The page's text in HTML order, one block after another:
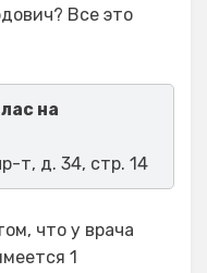
Все это
на
т, д. 34, стр. 14
что у врача
1